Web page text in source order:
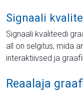
Signaali
Signaali kvaliteedi
all on selgitus, mida
interaktiivsed ja
Reaalaja